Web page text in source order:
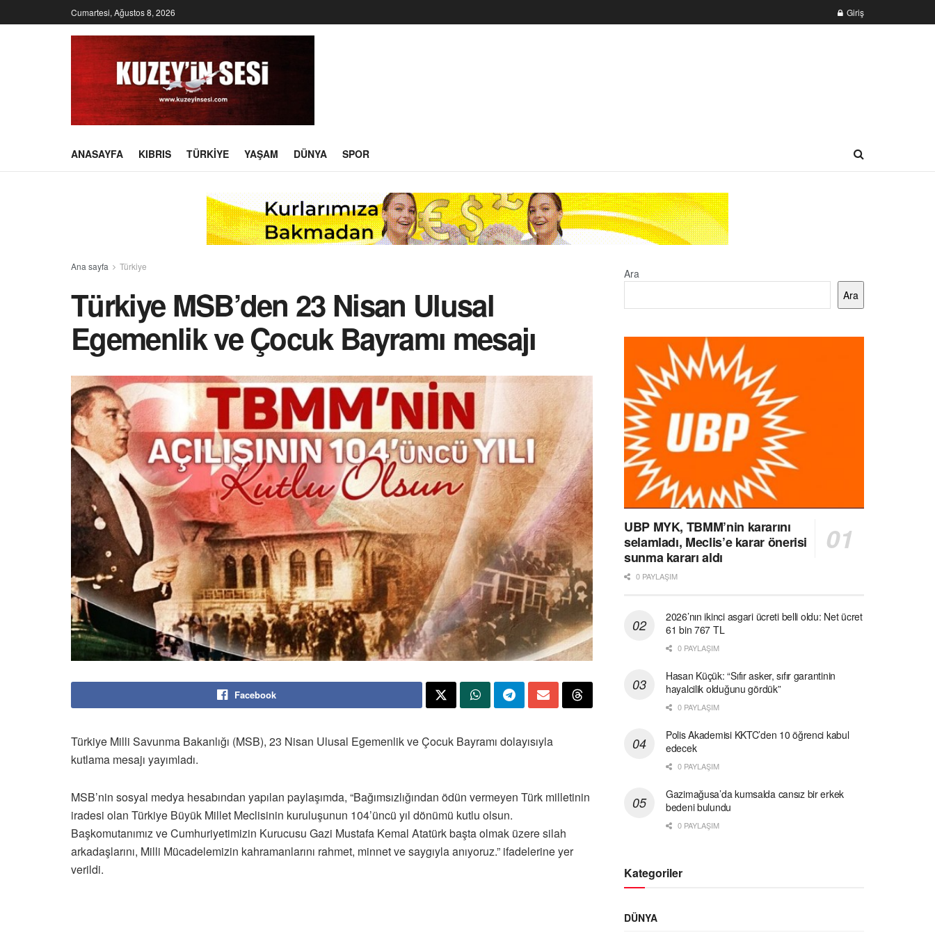
Cumartesi, Ağustos 8, 2026 Giriş
ANASAYFA KIBRIS TÜRKIYE YAŞAM DÜNYA SPOR
Ana sayfa Türkiye
Türkiye MSB’den 23 Nisan Ulusal
Egemenlik ve Çocuk Bayramı mesajı
Facebook
Türkiye Milli Savunma Bakanlığı (MSB), 23 Nisan Ulusal Egemenlik ve Çocuk Bayramı dolayısıyla
kutlama mesajı yayımladı.
MSB’nin sosyal medya hesabından yapılan paylaşımda, “Bağımsızlığından ödün vermeyen Türk milletinin
iradesi olan Türkiye Büyük Millet Meclisinin kuruluşunun 104’üncü yıl dönümü kutlu olsun.
Başkomutanımız ve Cumhuriyetimizin Kurucusu Gazi Mustafa Kemal Atatürk başta olmak üzere silah
arkadaşlarını, Milli Mücadelemizin kahramanlarını rahmet, minnet ve saygıyla anıyoruz.” ifadelerine yer
verildi.
Ara
Ara
UBP MYK, TBMM’nin kararını
selamladı, Meclis’e karar önerisi
sunma kararı aldı
0 PAYLAŞIM
2026’nın ikinci asgari ücreti belli oldu: Net ücret
61 bin 767 TL
0 PAYLAŞIM
Hasan Küçük: “Sıfır asker, sıfır garantinin
hayalcilik olduğunu gördük”
0 PAYLAŞIM
Polis Akademisi KKTC’den 10 öğrenci kabul
edecek
0 PAYLAŞIM
Gazimağusa’da kumsalda cansız bir erkek
bedeni bulundu
0 PAYLAŞIM
Kategoriler
DÜNYA